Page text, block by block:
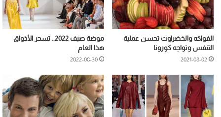
الفواكه والخضراوت تحسن عملية
التنفس وتواجه كورونا
2021-08-02
موضة صيف 2022.. تسحر الأذواق
هذا العام
2022-08-30